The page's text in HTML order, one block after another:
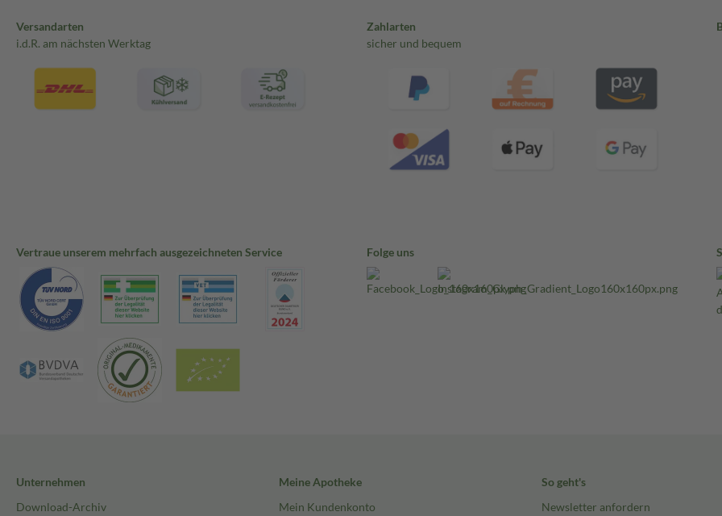
Versandarten
i.d.R. am nächsten Werktag
Zahlarten
sicher und bequem
Vertraue unserem mehrfach ausgezeichneten Service Folge uns
Unternehmen
Download-Archiv
Meine Apotheke
Mein Kundenkonto
So geht's
Newsletter anfordern